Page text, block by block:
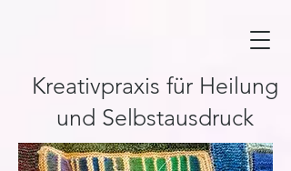
Kreativpraxis für Heilung
und Selbstausdruck